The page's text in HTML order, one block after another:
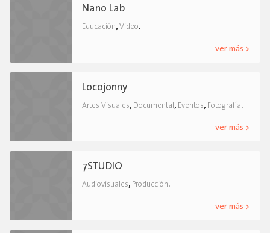
Nano Lab
Educación, Video.
ver más >
Locojonny
Artes Visuales, Documental , Eventos, Fotografía.
ver más >
7STUDIO
Audiovisuales, Producción.
ver más >